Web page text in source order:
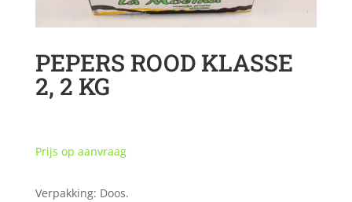
PEPERS ROOD KLASSE
2, 2 KG
Prijs op aanvraag
Verpakking: Doos.